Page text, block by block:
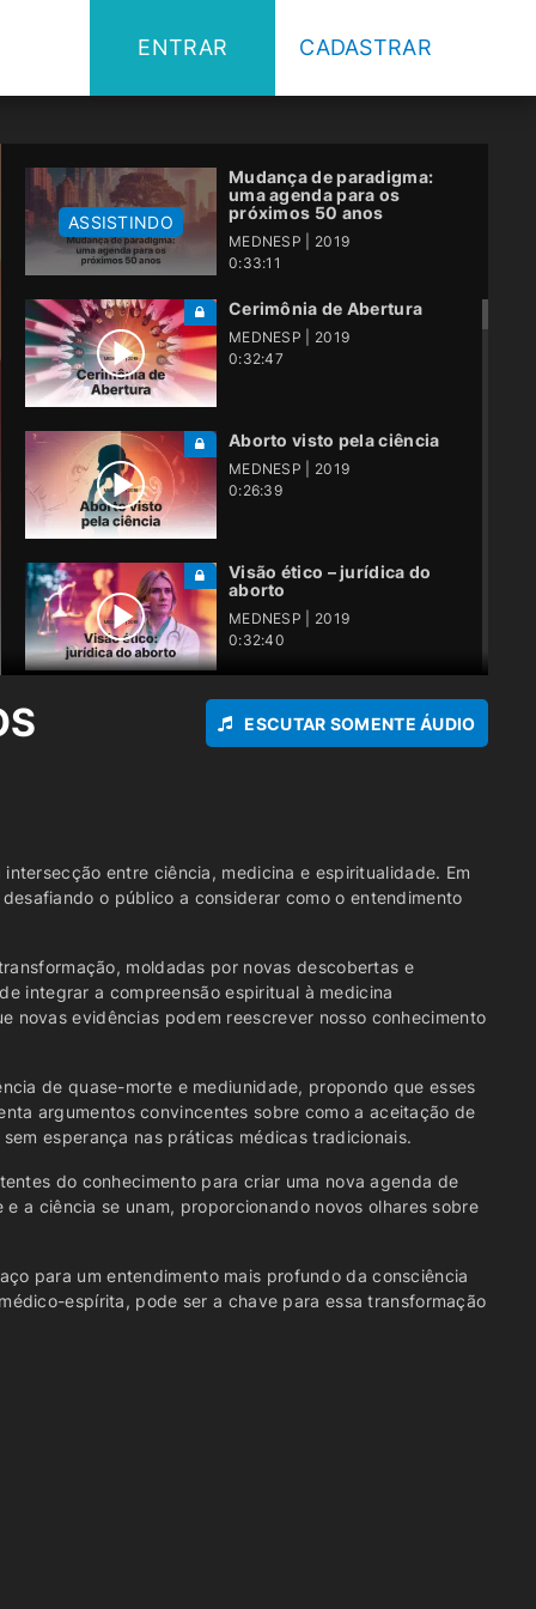
ENTRAR CADASTRAR
ASSISTINDO
Mudança de paradigma:
uma agenda para os
próximos 50 anos
MEDNESP | 2019
0:33:11
Cerimônia de Abertura
MEDNESP | 2019
0:32:47
Aborto visto pela ciência
MEDNESP | 2019
0:26:39
Visão ético – jurídica do
aborto
MEDNESP | 2019
0:32:40
Como abordar o paciente
terminal e o despertar da
aspectos espirituais
MEDNESP | 2019
Tratamento homeopático
como integração
espiritualidade e
cuidados de saúde
Neurobiologia da fé
MEDNESP | 2019
homeopático
MEDNESP | 2019
0:32:39
ESCUTAR SOMENTE ÁUDIO
entre ciência, medicina e espiritualidade. Em
o público a considerar como o entendimento
moldadas por novas descobertas e
integrar a compreensão espiritual à medicina
novas evidências podem reescrever nosso conhecimento
de quase-morte e mediunidade, propondo que esses
argumentos convincentes sobre como a aceitação de
esperança nas práticas médicas tradicionais.
do conhecimento para criar uma nova agenda de
a ciência se unam, proporcionando novos olhares sobre
para um entendimento mais profundo da consciência
espírita, pode ser a chave para essa transformação